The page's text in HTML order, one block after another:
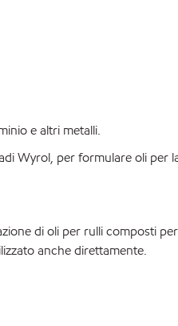
e altri metalli.
Wyrol, per formulare oli
di oli per rulli composti
anche direttamente.